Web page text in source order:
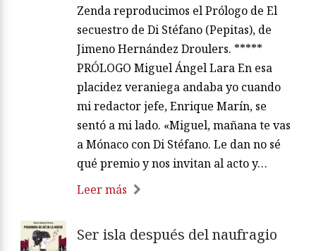
Zenda reproducimos el Prólogo de El
secuestro de Di Stéfano (Pepitas), de
Jimeno Hernández Droulers. *****
PRÓLOGO Miguel Ángel Lara En esa
placidez veraniega andaba yo cuando
mi redactor jefe, Enrique Marín, se
sentó a mi lado. «Miguel, mañana te vas
a Mónaco con Di Stéfano. Le dan no sé
qué premio y nos invitan al acto y…
Leer más
Ser isla después del naufragio